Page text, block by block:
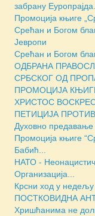
забрану Еуропрајда...
Промоција књиге
Срећан и Богом
Јевропи
Срећан и Богом
ОДБРАНА
СРБСКОГ ОД
ПРОМОЦИЈА
ХРИСТОС
ПЕТИЦИЈА
Духовно
Промоција књиге
Бабић...
НАТО -
Организација...
Крсни ход у
ПОСТКОВИДНА
Хришћанима не